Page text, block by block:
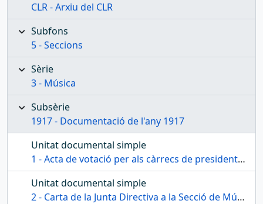
CLR - Arxiu del CLR
Subfons
5 - Seccions
Sèrie
3 - Música
Subsèrie
1917 - Documentació de l'any 1917
Unitat documental simple
1 - Acta de votació per als càrrecs de president del Centre de Lectura i per als càrrecs de la Secció de Música
Unitat documental simple
2 - Carta de la Junta Directiva a la Secció de Música